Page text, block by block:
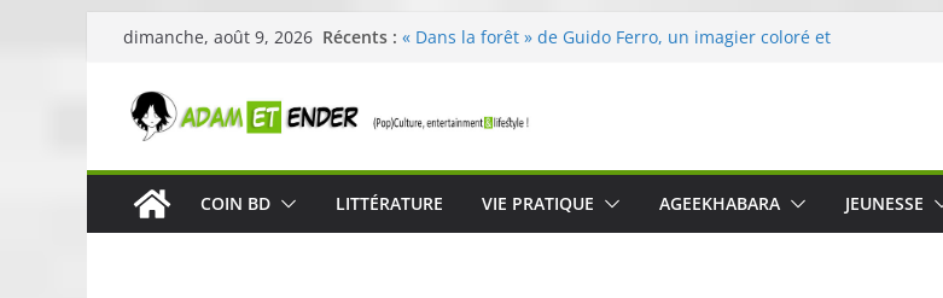
Passer
contenu
dimanche, août 9, 2026 Récents : « Dans la forêt » de Guido Ferro, un imagier coloré et
Célestin en concert : une expérience intime et engagée à
« In The Beginning was The Water », le film concert
néoclassique de Nico Cartosio sur Prime Video le 6 octobre
Skullcandy dévoile le Crusher 540 Active : un casque audio
COIN BD LITTÉRATURE VIE PRATIQUE AGEEKHABARA JEUNESSE